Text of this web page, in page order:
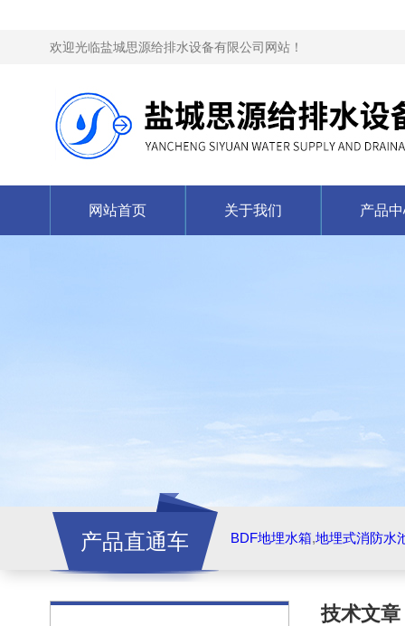
欢迎光临盐城思源给排水设备有限公司网站！
网站首页 关于我们 产品
产品直通车 BDF地埋水箱,地埋式消防水
技术文章